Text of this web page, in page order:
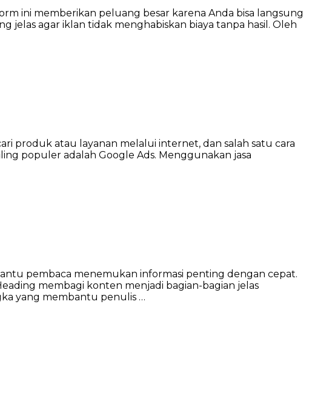
ini memberikan peluang besar karena Anda bisa langsung
jelas agar iklan tidak menghabiskan biaya tanpa hasil. Oleh
produk atau layanan melalui internet, dan salah satu cara
populer adalah Google Ads. Menggunakan jasa
pembaca menemukan informasi penting dengan cepat.
membagi konten menjadi bagian-bagian jelas
yang membantu penulis …